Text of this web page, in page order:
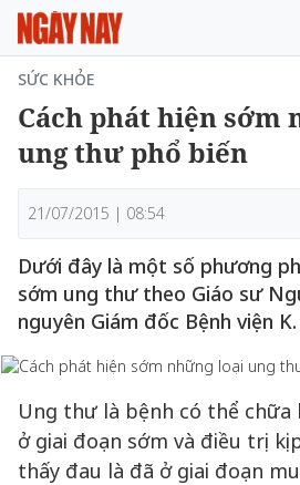
SỨC KHỎE
Cách phát hiện sớm
ung thư phổ biến
21/07/2015 | 08:54
Dưới đây là một số phương
sớm ung thư theo Giáo sư
nguyên Giám đốc Bệnh viện K.
Ung thư là bệnh có thể chữa
ở giai đoạn sớm và điều trị
thấy đau là đã ở giai đoạn